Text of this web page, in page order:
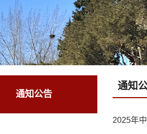
通知公告
通知
2025年